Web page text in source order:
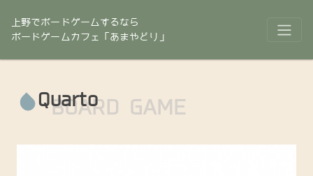
上野でボードゲームするなら
ボードゲームカフェ「あまやどり」
Quarto
BOARD GAME